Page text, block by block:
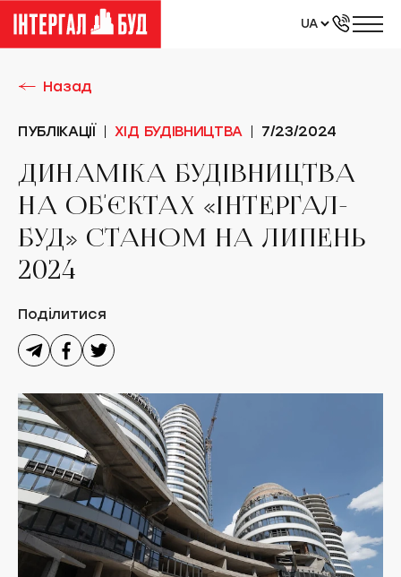
UA
Назад
ПУБЛІКАЦІЇ ХІД БУДІВНИЦТВА 7/23/2024
ДИНАМІКА БУДІВНИЦТВА
НА ОБ'ЄКТАХ «ІНТЕРГАЛ-
БУД» СТАНОМ НА ЛИПЕНЬ
2024
Поділитися